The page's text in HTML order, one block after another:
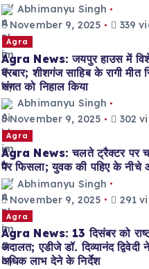
Abhimanyu Singh
November 9, 2025
339
Agra
Agra News: जयपुर हाउस में
दरबार; शीशगंज साहिब के रागी मीत
संगत को निहाल किया
Abhimanyu Singh
November 9, 2025
302
Agra
Agra News: चलते ट्रैक्टर पर
पैर फिसला; युवक की पहिए के नीचे
Abhimanyu Singh
November 9, 2025
291
Agra
Agra News: 13 दिसंबर को
अदालत; एडीजे डॉ. दिव्यानंद द्विवेदी
अधिक लाभ देने के निर्देश